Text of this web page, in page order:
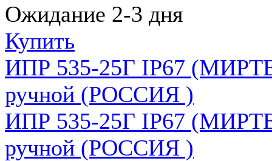
Ожидание 2-3 дня
Купить
ИПР 535-25Г IP67
ручной (РОССИЯ )
ИПР 535-25Г IP67
ручной (РОССИЯ )